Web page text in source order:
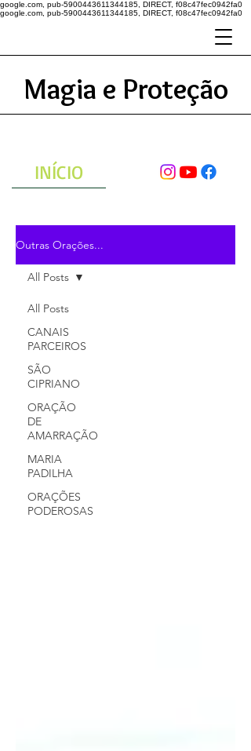
google.com, pub-5900443611344185, DIRECT, f08c47fec0942fa0
google.com, pub-5900443611344185, DIRECT, f08c47fec0942fa0
Magia e Proteção
INÍCIO
Outras Orações...
All Posts
CANAIS
PARCEIROS
SÃO
CIPRIANO
ORAÇÃO
DE
AMARRAÇÃO
MARIA
PADILHA
ORAÇÕES
PODEROSAS
All Posts